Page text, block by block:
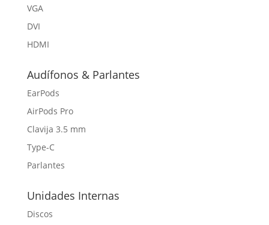
VGA
DVI
HDMI
Audífonos & Parlantes
EarPods
AirPods Pro
Clavija 3.5 mm
Type-C
Parlantes
Unidades Internas
Discos